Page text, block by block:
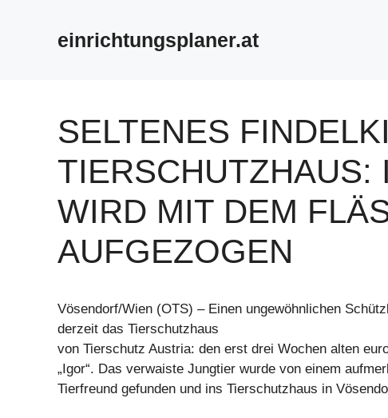
einrichtungsplaner.at
SELTENES
TIERSCHUTZHAUS:
WIRD MIT DEM
AUFGEZOGEN
Vösendorf/Wien (OTS) – Einen ungewöhnlichen
derzeit das Tierschutzhaus
von Tierschutz Austria: den erst drei Wochen alten
„Igor“. Das verwaiste Jungtier wurde von einem
Tierfreund gefunden und ins Tierschutzhaus in